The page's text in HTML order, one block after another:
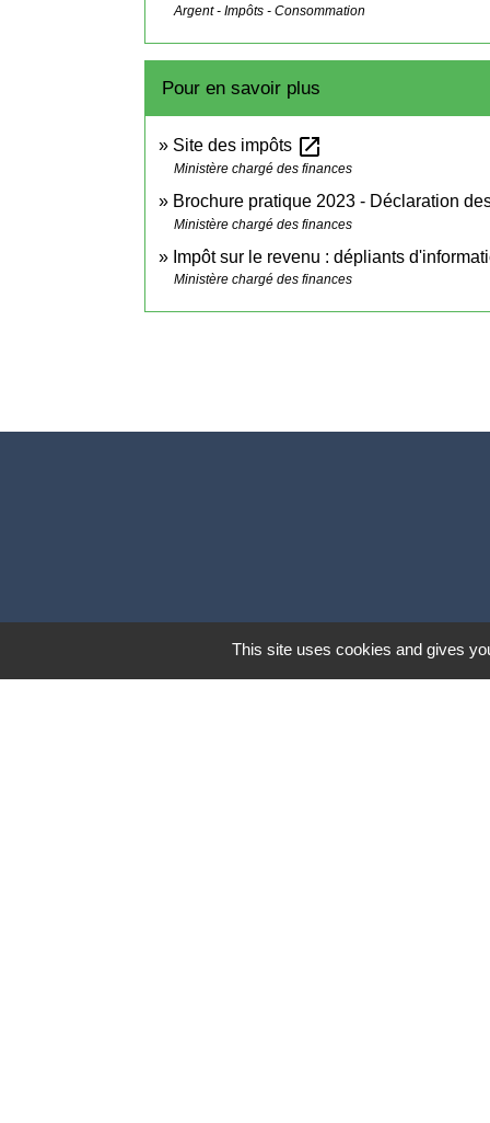
Argent - Impôts - Consommation
Pour en savoir plus
Site des impôts open_in_new
Ministère chargé des finances
Brochure pratique 2023 - Déclaration
Ministère chargé des finances
Impôt sur le revenu : dépliants
Ministère chargé des finances
This site uses cookies and gives